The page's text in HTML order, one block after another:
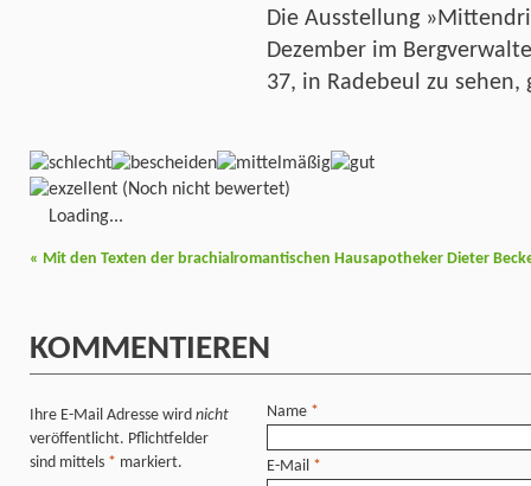
Die Ausstellung
Dezember im
37, in Radebeul zu sehen,
(Noch nicht bewertet)
Loading...
« Mit den Texten der brachialromantischen Hausapotheker Dieter
KOMMENTIEREN
Ihre E-Mail Adresse wird nicht
veröffentlicht. Pflichtfelder
sind mittels * markiert.
Name *
E-Mail *